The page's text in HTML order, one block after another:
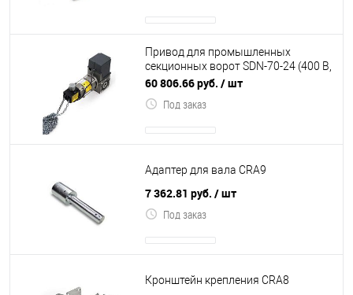
Привод для промышленных
секционных ворот SDN-70-24 (400 В,
70 Нм, 24 об.мин, вал 25,4 мм, цепь
60 806.66 руб. / шт
Под заказ
Адаптер для вала CRA9
7 362.81 руб. / шт
Под заказ
Кронштейн крепления CRA8